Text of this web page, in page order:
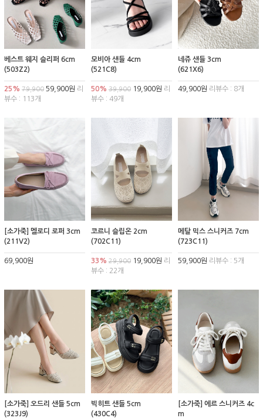
베스트 웨지 슬리퍼 6cm
(503Z2)
25% 79,900 59,900원 리
뷰수 : 113개
모비아 샌들 4cm
(521C8)
50% 39,90019,900원 리
뷰수 : 49개
네쥬 샌들 3cm
(621X6)
49,900원 리뷰수 : 8개
[소가죽] 멜로디 로퍼 3cm
(211V2)
69,900원
코르니 슬립온 2cm
(702C11)
33% 29,90019,900원 리
뷰수 : 22개
메탈 믹스 스니커즈 7cm
(723C11)
59,900원 리뷰수 : 5개
[소가죽] 오드리 샌들 5cm
(323J9)
빅히트 샌들 5cm
(430C4)
[소가죽] 에르 스니커즈 4c
m